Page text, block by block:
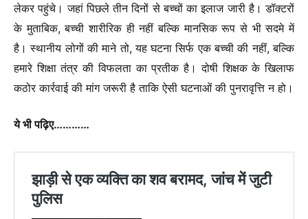
लेकर पहुंचे। जहां पिछले तीन दिनों से बच्चों का इलाज जारी है। डॉक्टरों
के मुताबिक, बच्ची शारीरिक ही नहीं बल्कि मानसिक रूप से भी सदमे में
है। स्थानीय लोगों की माने तो, यह घटना सिर्फ एक बच्ची की नहीं, बल्कि
हमारे शिक्षा तंत्र की विफलता का प्रतीक है। दोषी शिक्षक के खिलाफ
कठोर कार्रवाई की मांग जरूरी है ताकि ऐसी घटनाओं की पुनरावृत्ति न हो।
ये भी पढ़िए…………